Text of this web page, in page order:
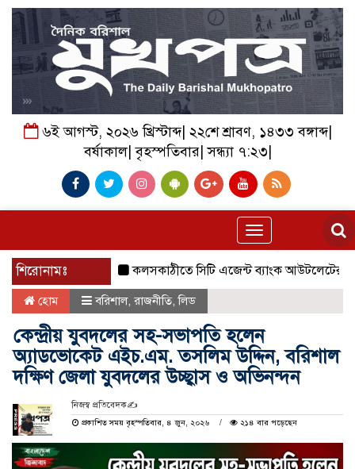
৬ই আগস্ট, ২০২৬ খ্রিস্টাব্দ| ২২শে শ্রাবণ, ১৪৩৩ বঙ্গাব্দ|
বর্ষাকাল| বৃহস্পতিবার| সন্ধ্যা ৭:২৩|
Toggle
navigation
শিরোনামঃ কলসকাঠীতে সিটি এজেন্ট ব্যাংক আউটলেটের শুভ
হোম বরিশাল, রাজনীতি,লিড
কেন্দ্রীয় যুবদলের সহ-সভাপতি হলেন
অ্যাডভোকেট এইচ.এম. তসলিম উদ্দিন, বরিশাল
দক্ষিণ জেলা যুবদলের উচ্ছ্বাস ও অভিনন্দন
নিজস্ব প্রতিবেদক✍️
প্রকাশিত সময় বৃহস্পতিবার, ৪ জুন, ২০২৬
২১৪ বার পড়েছেন